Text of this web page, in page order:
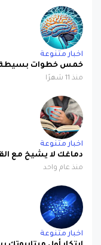
اخبار متنوعة
خمس خطوات بسيطة
منذ 11 شهرًا
اخبار متنوعة
دماغك لا يشيخ مع
منذ عام واحد
اخبار متنوعة
إبتكار أول ميتابيوتك
منذ عام واحد